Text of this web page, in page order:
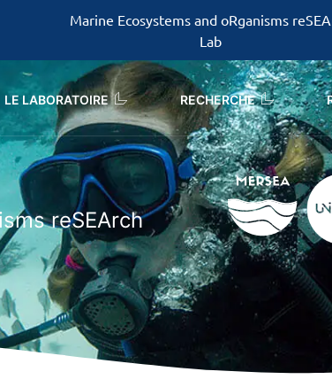
Marine Ecosystems and oRganisms
Lab
LE LABORATOIRE RECHERCHE
reSEArch